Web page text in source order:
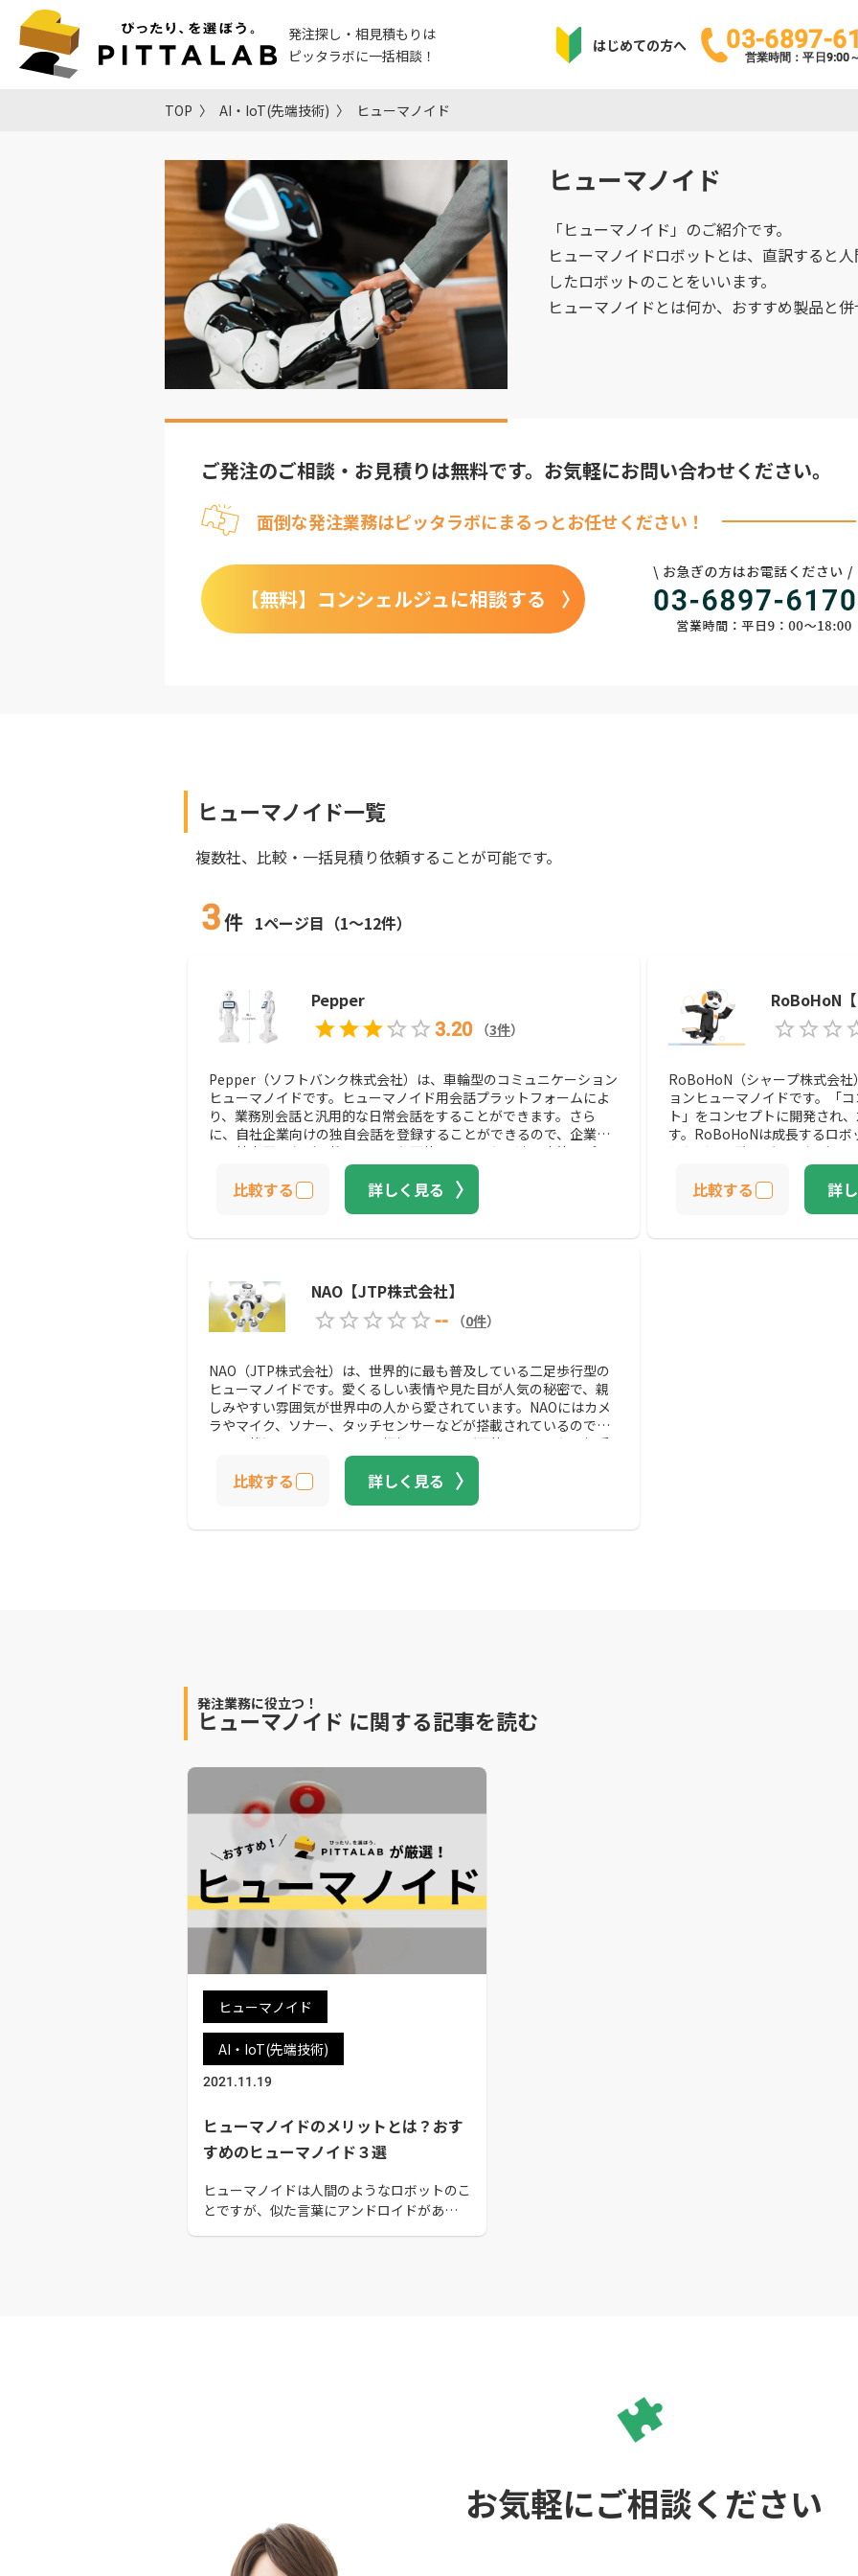
発注探し・相見積もりは
ピッタラボに一括相談！
はじめての方へ 03-6897-
営業時間：平日9:00
TOP AI・IoT(先端技術) ヒューマノイド
ヒューマノイド
「ヒューマノイド」のご紹介です。
ヒューマノイドロボットとは、直訳すると
したロボットのことをいいます。
ヒューマノイドとは何か、おすすめ製品と併
ご発注のご相談・お見積りは無料です。 お気軽にお問い合わせください。
面倒な発注業務はピッタラボにまるっとお任せください！
【無料】 コンシェルジュに相談する
ヒューマノイド一覧
複数社、比較・一括見積り依頼することが可能です。
3件 1ページ目（1～12件）
Pepper
3.20
（3件）
Pepper（ソフトバンク株式会社）は、車輪型のコミュニケーション
ヒューマノイドです。ヒューマノイド用会話プラットフォームによ
り、業務別会話と汎用的な日常会話をすることができます。さら
に、自社企業向けの独自会話を登録することができるので、企業ご
との接客用語などを教えることも可能です。また、遠隔応答アプリ
によって、現地で対応できるスタッフがいなくても、Pepperを介し
て回答の難しい問い合わせに対応することもできるので、現場の人
手が不足していても問題ありません。Pepperは移動する際に、前方
によって、騒音のある環境下でもしっかり相手の声を聞き取ること
踊ったりして応援をしている姿など、可愛らしい一面も見せてお
り、Pepperを見かけるとつい話しかけたくなるほど世間の人気が高
いです。ヒューマノイドロボットで何を導入しようか迷っているの
であれば、まず最初にPepperの導入を検討してみてください。
比較する 詳しく見る
RoBoHoN
RoBoHoN（シャープ株式会
ョンヒューマノイドです。「
ト」をコンセプトに開発され
す。RoBoHoNは成長するロボ
うたびに、歌やダンスなどで
専用アプリを活用することで
したり、名作文学を読み聞か
役立つ機能を増やすことがで
可能です。実際に購入したユ
比較する 詳
NAO【JTP株式会社】
--
（0件）
NAO（JTP株式会社）は、世界的に最も普及している二足歩行型の
ヒューマノイドです。愛くるしい表情や見た目が人気の秘密で、親
しみやすい雰囲気が世界中の人から愛されています。NAOにはカメ
ラやマイク、ソナー、タッチセンサーなどが搭載されているので、
周囲の状況をリアルタイムで把握することが可能です。また、相手
の言葉や表情を認識して、相手に合わせてモーションを交えながら
コミュニケーションをすることもできます。二足歩行型なので、踊
ったり、立ち座りができたりするので、動作のバリエーションも豊
ので、言語的・非言語的に人間と関わり合いを持つことができるで
比較する 詳しく見る
発注業務に役立つ！
ヒューマノイド に関する記事を読む
ヒューマノイド
AI・IoT(先端技術)
2021.11.19
ヒューマノイドのメリットとは？おす
すめのヒューマノイド３選
ヒューマノイドは人間のようなロボットのこ
とですが、似た言葉にアンドロイドがありま
お気軽にご相談ください